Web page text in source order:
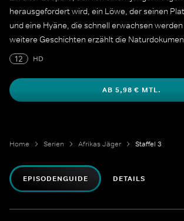
herausgefordert wird, ein Löwe, der seinen
und eine Hyäne, die schnell erwachsen
weitere Geschichten erzählt die
12
HD
AB 5,98 € MTL.
Home Serien Afrikas Jäger Staffel 3
EPISODENGUIDE DETAILS